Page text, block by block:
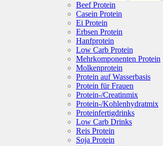
Beef Protein
Casein Protein
Ei Protein
Erbsen Protein
Hanfprotein
Low Carb Protein
Mehrkomponenten Protein
Molkenprotein
Protein auf Wasserbasis
Protein für Frauen
Protein-/Creatinmix
Protein-/Kohlenhydratmix
Proteinfertigdrinks
Low Carb Drinks
Reis Protein
Soja Protein